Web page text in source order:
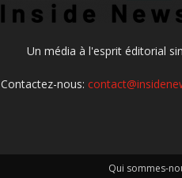
Un média à l'esprit éditorial
Contactez-nous:
Qui sommes-